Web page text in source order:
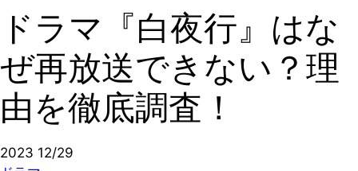
ドラマ『白夜行』はな
ぜ再放送できない？理
由を徹底調査！
2023 12/29